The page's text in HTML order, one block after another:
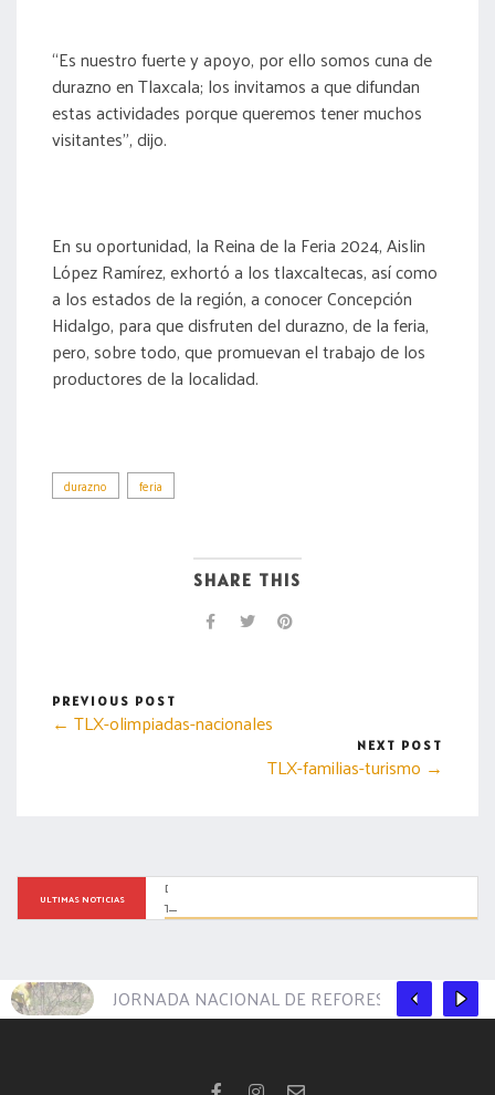
“Es nuestro fuerte y apoyo, por ello somos cuna de
durazno en Tlaxcala; los invitamos a que difundan
estas actividades porque queremos tener muchos
visitantes”, dijo.
En su oportunidad, la Reina de la Feria 2024, Aislin
López Ramírez, exhortó a los tlaxcaltecas, así como
a los estados de la región, a conocer Concepción
Hidalgo, para que disfruten del durazno, de la feria,
pero, sobre todo, que promuevan el trabajo de los
productores de la localidad.
durazno feria
SHARE THIS
PREVIOUS POST
← TLX-olimpiadas-nacionales
NEXT POST
TLX-familias-turismo →
ULTIMAS NOTICIAS
DESTINA GOBIERNO DE MÉXICO MÁS DE 317 MDP ANUALES A
TLAXCALA A TRAVÉS EL PROGRAMA SEMBRANDO VIDA
JORNADA NACIONAL DE REFORESTACIÓN EN